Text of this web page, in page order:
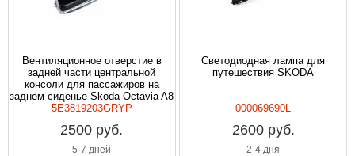
Вентиляционное отверстие в
задней части центральной
консоли для пассажиров на
заднем сиденье Skoda Octavia A8
5E3819203GRYP
2500 руб.
5-7 дней
Светодиодная лампа для
путешествия SKODA
000069690L
2600 руб.
2-4 дня